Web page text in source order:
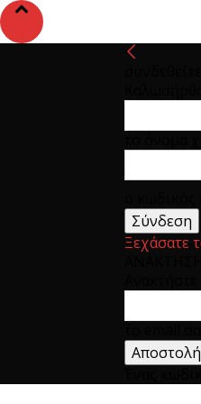
Ξεχάσατε